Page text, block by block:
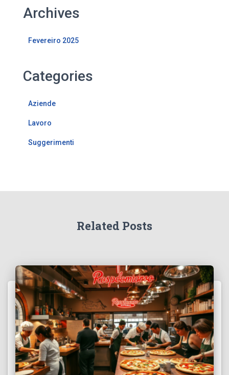
Archives
Fevereiro 2025
Categories
Aziende
Lavoro
Suggerimenti
Related Posts